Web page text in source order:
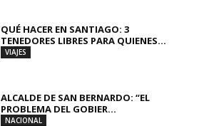
QUÉ HACER EN SANTIAGO: 3
TENEDORES LIBRES PARA QUIENES...
VIAJES
ALCALDE DE SAN BERNARDO: “EL
PROBLEMA DEL GOBIER...
NACIONAL